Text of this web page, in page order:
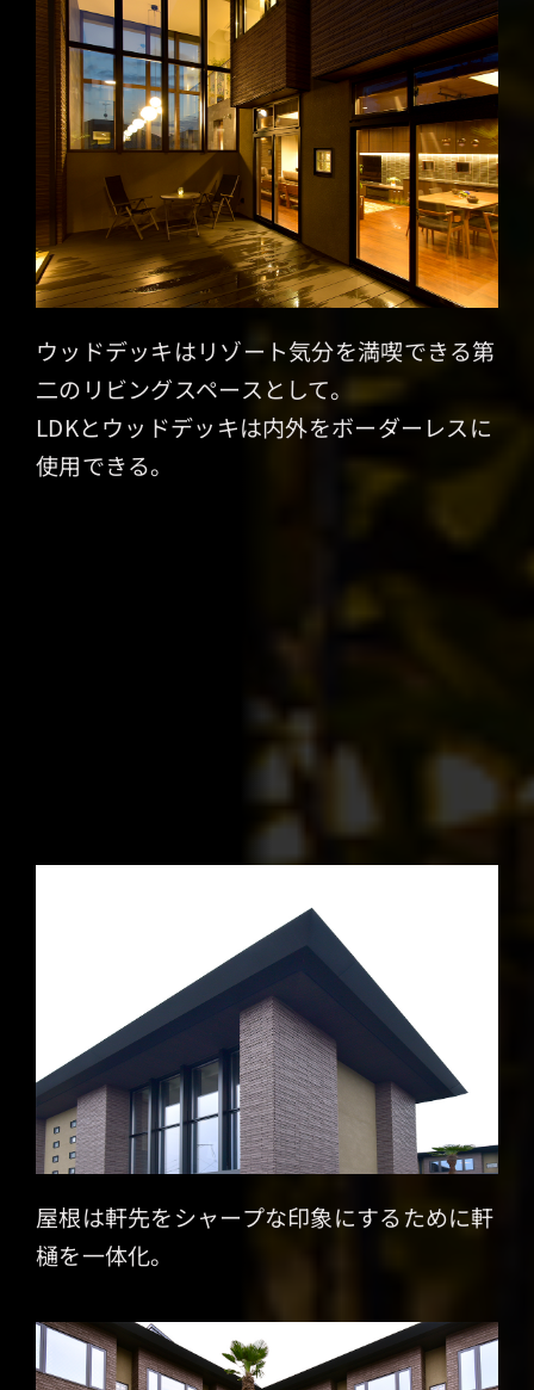
ウッドデッキはリゾート気分を満喫できる第
二のリビングスペースとして。
LDKとウッドデッキは内外をボーダーレスに
使用できる。
屋根は軒先をシャープな印象にするために軒
樋を一体化。